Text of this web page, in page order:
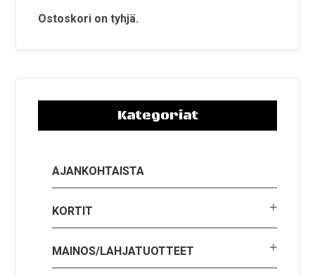
Ostoskori on tyhjä.
Kategoriat
AJANKOHTAISTA
KORTIT
MAINOS/LAHJATUOTTEET